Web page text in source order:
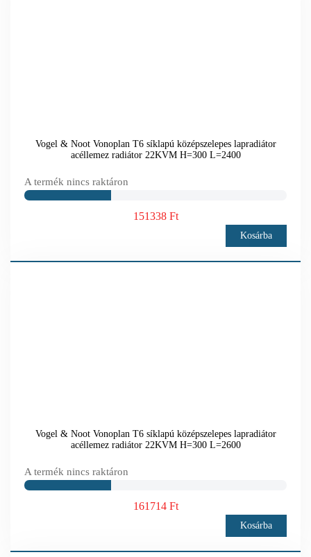
Vogel & Noot Vonoplan T6 síklapú középszelepes lapradiátor
acéllemez radiátor 22KVM H=300 L=2400
A termék nincs raktáron
151338 Ft
Kosárba
Vogel & Noot Vonoplan T6 síklapú középszelepes lapradiátor
acéllemez radiátor 22KVM H=300 L=2600
A termék nincs raktáron
161714 Ft
Kosárba